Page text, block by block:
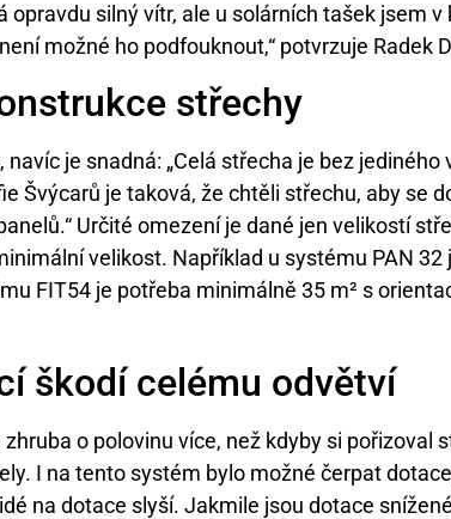
opravdu silný vítr, ale u solárních tašek jsem v
možné ho podfouknout,“ potvrzuje Radek
střechy
je snadná: „Celá střecha je bez jediného
Švýcarů je taková, že chtěli střechu, aby se
Určité omezení je dané jen velikostí
velikost. Například u systému PAN 32
FIT54 je potřeba minimálně 35 m² s
škodí celému odvětví
o polovinu více, než kdyby si pořizoval
I na tento systém bylo možné čerpat
na dotace slyší. Jakmile jsou dotace